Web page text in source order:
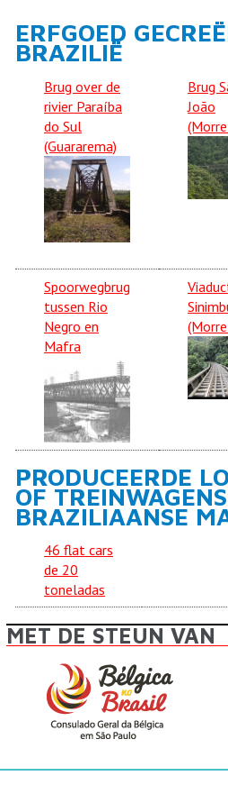
ERFGOED
BRAZILIË
Brug over de
rivier Paraíba
do Sul
(Guararema)
Brug
João
Spoorwegbrug
tussen Rio
Negro en
Mafra
PRODUCEERDE
OF
BRAZILIAANSE
46 flat cars
de 20
toneladas
MET DE STEUN VAN